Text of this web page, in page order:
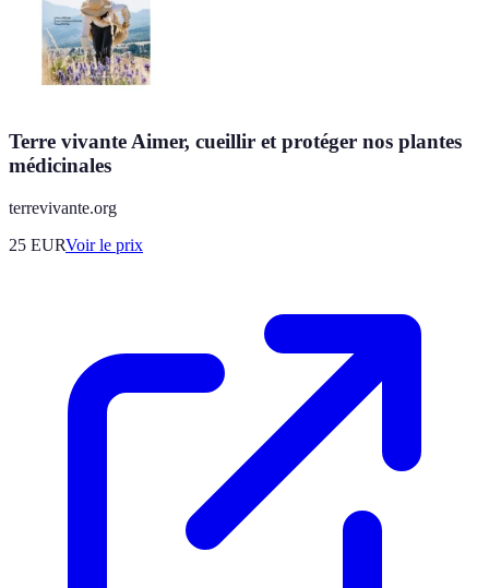
Terre vivante Aimer, cueillir et protéger nos plantes
médicinales
terrevivante.org
25 EURVoir le prix